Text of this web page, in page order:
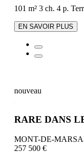
101 m² 3 ch. 4 p.
EN SAVOIR PLUS
nouveau
RARE DANS
MONT-DE-
257 500 €